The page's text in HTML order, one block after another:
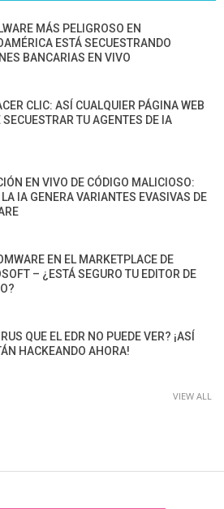
MÁS PELIGROSO EN
ESTÁ SECUESTRANDO
BANCARIAS EN VIVO
CLIC: ASÍ CUALQUIER PÁGINA WEB
SECUESTRAR TU AGENTES DE IA
EN VIVO DE CÓDIGO MALICIOSO:
IA GENERA VARIANTES EVASIVAS DE
EN EL MARKETPLACE DE
– ¿ESTÁ SEGURO TU EDITOR DE
QUE EL EDR NO PUEDE VER? ¡ASÍ
HACKEANDO AHORA!
VIEW ALL